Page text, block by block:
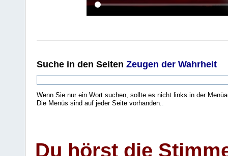
Suche in den Seiten Zeugen der Wahrheit
Wenn Sie nur ein Wort suchen, sollte es nicht links in der
Die Menüs sind auf jeder Seite vorhanden.
Du hörst die